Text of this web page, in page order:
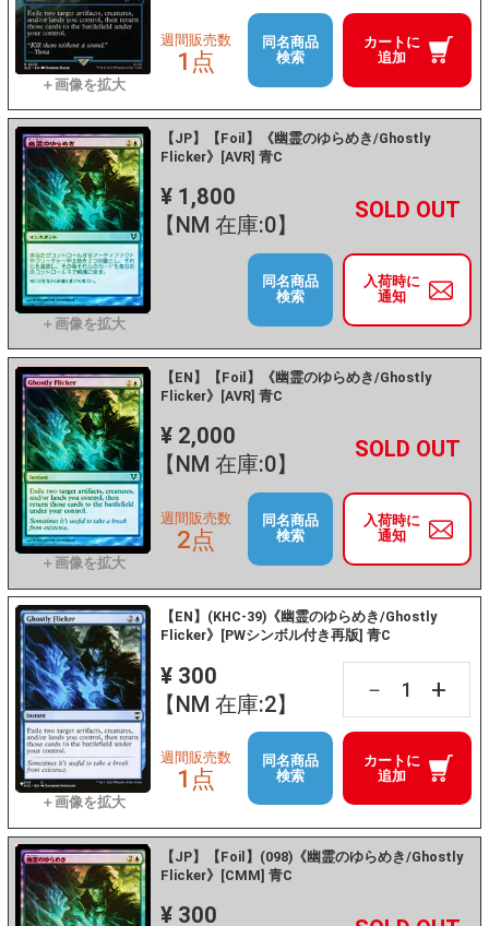
カートに
追加
週間販売数
1点
同名商品
検索
【JP】【Foil】《幽霊のゆらめき/Ghostly
Flicker》[AVR] 青C
¥ 1,800
【NM 在庫:0】
－ +
入荷時に
通知
同名商品
検索
【EN】【Foil】《幽霊のゆらめき/Ghostly
Flicker》[AVR] 青C
¥ 2,000
【NM 在庫:0】
－ +
入荷時に
通知
週間販売数
2点
同名商品
検索
【EN】(KHC-39)《幽霊のゆらめき/Ghostly
Flicker》[PWシンボル付き再版] 青C
¥ 300
【NM 在庫:2】
－ +
カートに
追加
週間販売数
1点
同名商品
検索
【JP】【Foil】(098)《幽霊のゆらめき/Ghostly
Flicker》[CMM] 青C
¥ 300